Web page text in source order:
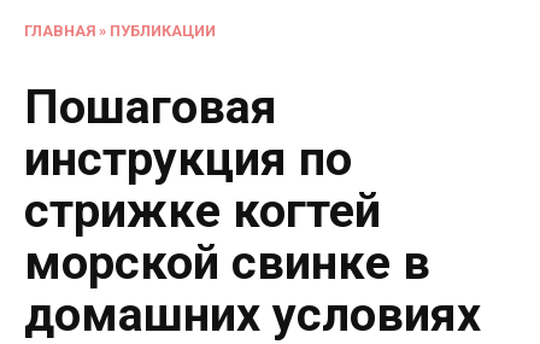
ГЛАВНАЯ » ПУБЛИКАЦИИ
Пошаговая
инструкция по
стрижке когтей
морской свинке в
домашних условиях